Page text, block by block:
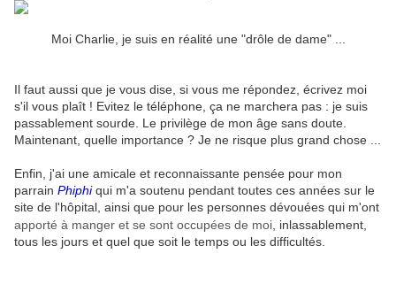
Moi Charlie, je suis en réalité une "drôle de dame" ...
Il faut aussi que je vous dise, si vous me répondez, écrivez moi
s'il vous plaît ! Evitez le téléphone, ça ne marchera pas : je suis
passablement sourde. Le privilège de mon âge sans doute.
Maintenant, quelle importance ? Je ne risque plus grand chose ...
Enfin, j'ai une amicale et reconnaissante pensée pour mon
parrain Phiphi qui m'a soutenu pendant toutes ces années sur le
site de l'hôpital, ainsi que pour les personnes dévouées qui m'ont
apporté à manger et se sont occupées de moi , inlassablement,
tous les jours et quel que soit le temps ou les difficultés.